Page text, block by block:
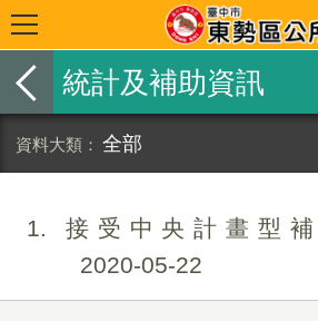
統計及補助資訊
全部
1
接受中央計畫型
2020-05-22